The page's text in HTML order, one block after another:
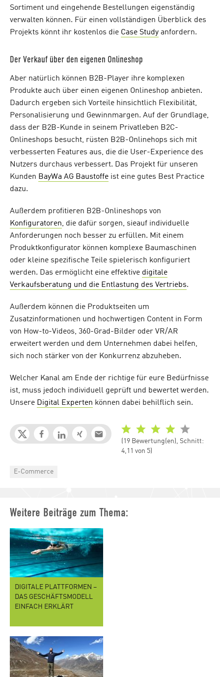
Sortiment und eingehende Bestellungen eigenständig
verwalten können. Für einen vollständigen Überblick des
Projekts könnt ihr kostenlos die Case Study anfordern.
Der Verkauf über den eigenen Onlineshop
Aber natürlich können B2B-Player ihre komplexen
Produkte auch über einen eigenen Onlineshop anbieten.
Dadurch ergeben sich Vorteile hinsichtlich Flexibilität,
Personalisierung und Gewinnmargen. Auf der Grundlage,
dass der B2B-Kunde in seinem Privatleben B2C-
Onlineshops besucht, rüsten B2B-Onlinehops sich mit
verbesserten Features aus, die die User-Experience des
Nutzers durchaus verbessert. Das Projekt für unseren
Kunden BayWa AG Baustoffe ist eine gutes Best Practice
dazu.
Außerdem profitieren B2B-Onlineshops von
Konfiguratoren, die dafür sorgen, sieauf individuelle
Anforderungen noch besser zu erfüllen. Mit einem
Produktkonfigurator können komplexe Baumaschinen
oder kleine spezifische Teile spielerisch konfiguriert
werden. Das ermöglicht eine effektive digitale
Verkaufsberatung und die Entlastung des Vertriebs.
Außerdem können die Produktseiten um
Zusatzinformationen und hochwertigen Content in Form
von How-to-Videos, 360-Grad-Bilder oder VR/AR
erweitert werden und dem Unternehmen dabei helfen,
sich noch stärker von der Konkurrenz abzuheben.
Welcher Kanal am Ende der richtige für eure Bedürfnisse
ist, muss jedoch individuell geprüft und bewertet werden.
Unsere Digital Experten können dabei behilflich sein.
(19 Bewertung(en), Schnitt:
4,11 von 5)
Categories
E-Commerce
Weitere Beiträge zum Thema:
DIGITALE PLATTFORMEN –
DAS GESCHÄFTSMODELL
EINFACH ERKLÄRT